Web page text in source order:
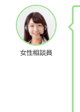
女性相談員